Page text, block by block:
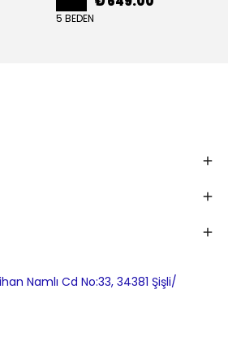
5 BEDEN
Namlı Cd No:33, 34381 Şişli/